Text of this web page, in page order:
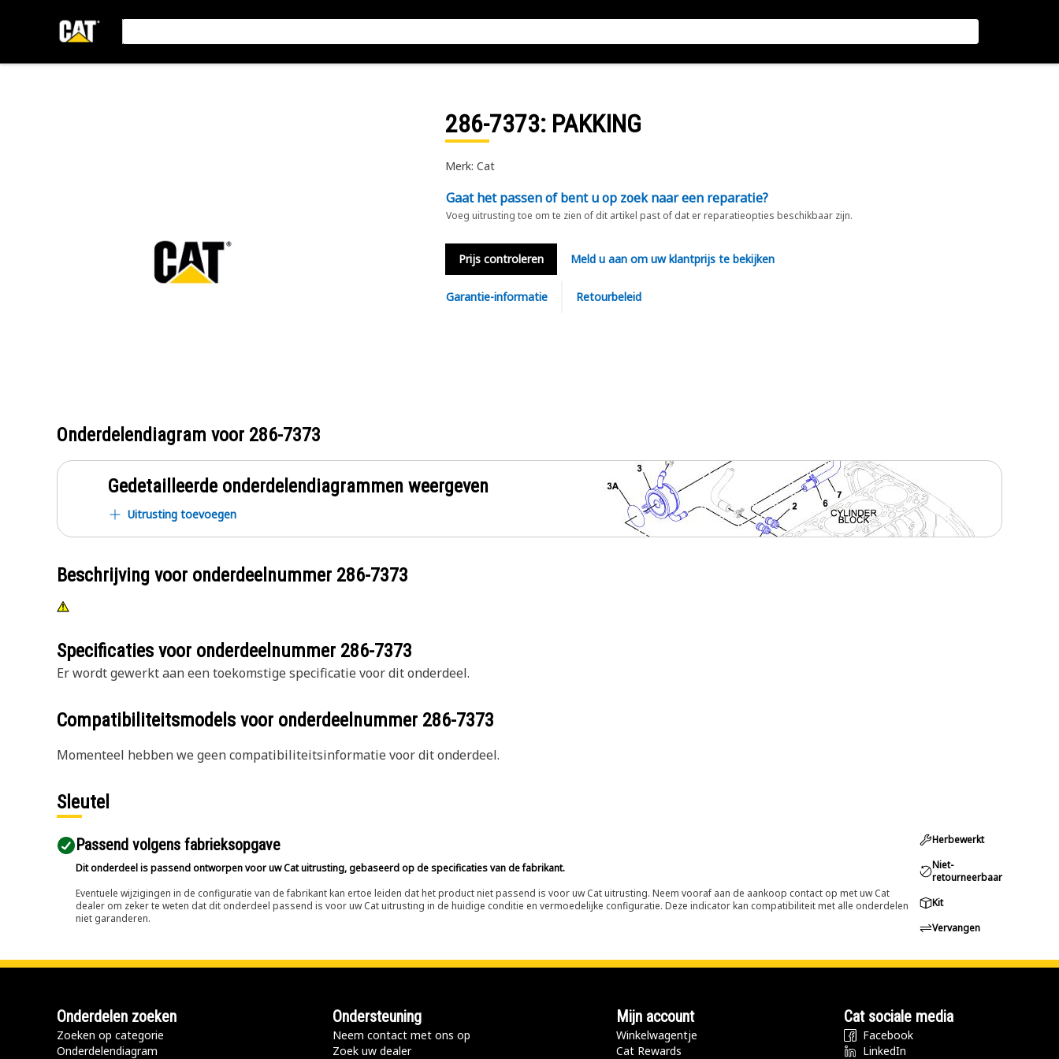
286-7373: PAKKING
Merk: Cat
Gaat het passen of bent u op zoek naar een reparatie?
Voeg uitrusting toe om te zien of dit artikel past of dat er reparatieopties beschikbaar zijn.
Prijs controleren Meld u aan om uw klantprijs te bekijken
Garantie-informatie Retourbeleid
Onderdelendiagram voor 286-7373
Gedetailleerde onderdelendiagrammen weergeven
Uitrusting toevoegen
Beschrijving voor onderdeelnummer 286-7373
Specificaties voor onderdeelnummer 286-7373
Er wordt gewerkt aan een toekomstige specificatie voor dit onderdeel.
Compatibiliteitsmodels voor onderdeelnummer 286-7373
Momenteel hebben we geen compatibiliteitsinformatie voor dit onderdeel.
Sleutel
Passend volgens fabrieksopgave
Dit onderdeel is passend ontworpen voor uw Cat uitrusting, gebaseerd op de specificaties van de fabrikant.
Eventuele wijzigingen in de configuratie van de fabrikant kan ertoe leiden dat het product niet passend is voor uw Cat uitrusting. Neem vooraf aan de aankoop contact op met uw Cat
dealer om zeker te weten dat dit onderdeel passend is voor uw Cat uitrusting in de huidige conditie en vermoedelijke configuratie. Deze indicator kan compatibiliteit met alle onderdelen
niet garanderen.
Herbewerkt
Niet-
retourneerbaar
Kit
Vervangen
Onderdelen zoeken
Zoeken op categorie
Onderdelendiagram
Ondersteuning
Neem contact met ons op
Zoek uw dealer
Mijn account
Winkelwagentje
Cat Rewards
Cat sociale media
Facebook
LinkedIn